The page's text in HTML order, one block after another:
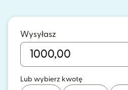
Wysyłasz
Lub wybierz kwotę